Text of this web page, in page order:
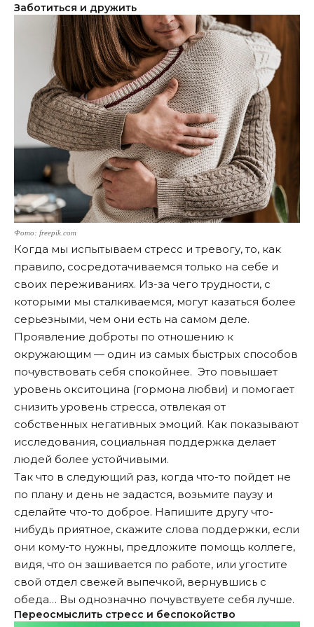
Заботиться и дружить
Фото: freepik.com
Когда мы испытываем стресс и тревогу, то, как
правило, сосредотачиваемся только на себе и
своих переживаниях. Из-за чего трудности, с
которыми мы сталкиваемся, могут казаться более
серьезными, чем они есть на самом деле.
Проявление доброты по отношению к
окружающим — один из самых быстрых способов
почувствовать себя спокойнее. Это повышает
уровень окситоцина (гормона любви) и помогает
снизить уровень стресса, отвлекая от
собственных негативных эмоций. Как показывают
исследования, социальная поддержка делает
людей более устойчивыми.
Так что в следующий раз, когда что-то пойдет не
по плану и день не задастся, возьмите паузу и
сделайте что-то доброе. Напишите другу что-
нибудь приятное, скажите слова поддержки, если
они кому-то нужны, предложите помощь коллеге,
видя, что он зашивается по работе, или угостите
свой отдел свежей выпечкой, вернувшись с
обеда… Вы однозначно почувствуете себя лучше.
Переосмыслить стресс и беспокойство